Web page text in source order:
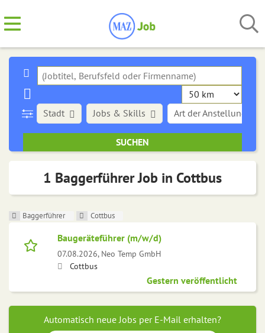
Stadt Art der Anstellung
Jobs & Skills
1 Baggerführer Job in Cottbus
Baggerführer Cottbus
Baugeräteführer (m/w/d)
07.08.2026, Neo Temp GmbH
Cottbus
Gestern veröffentlicht
Automatisch neue Jobs per E-Mail erhalten?